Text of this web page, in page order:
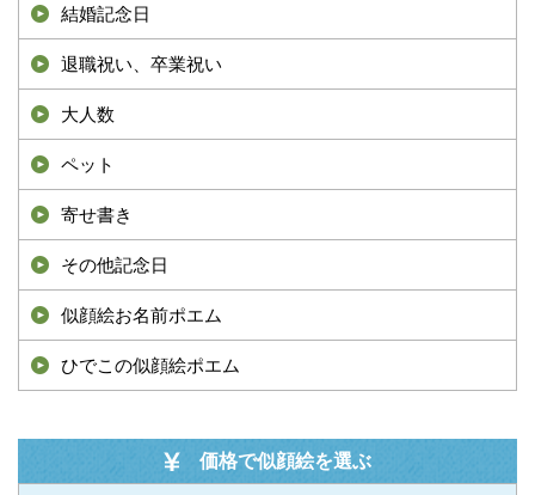
結婚記念日
退職祝い、卒業祝い
大人数
ペット
寄せ書き
その他記念日
似顔絵お名前ポエム
ひでこの似顔絵ポエム
価格で似顔絵を選ぶ